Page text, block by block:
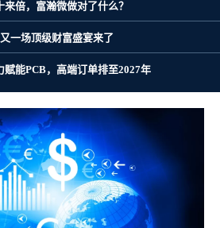
倍，富瀚微做对了什么？
一场顶级财富盛宴来了
能PCB，高端订单排至2027年